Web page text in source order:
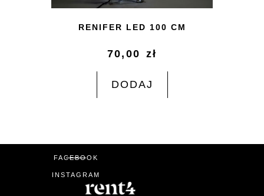
RENIFER LED 100 CM
70,00 zł
DODAJ
FACEBOOK
INSTAGRAM